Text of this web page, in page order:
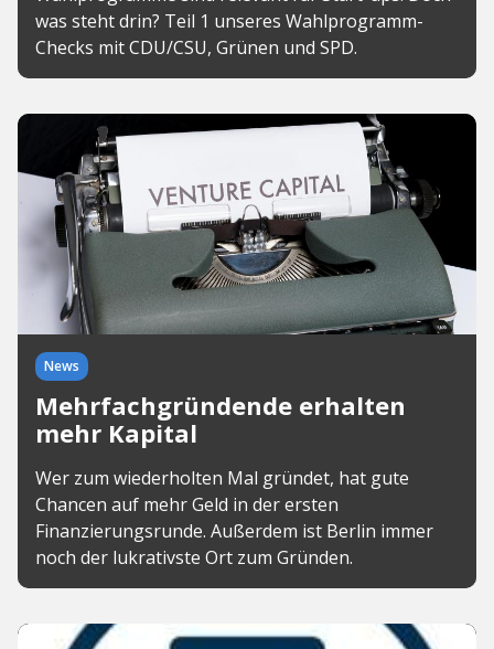
was steht drin? Teil 1 unseres Wahlprogramm-
Checks mit CDU/CSU, Grünen und SPD.
News
Mehrfachgründende erhalten
mehr Kapital
Wer zum wiederholten Mal gründet, hat gute
Chancen auf mehr Geld in der ersten
Finanzierungsrunde. Außerdem ist Berlin immer
noch der lukrativste Ort zum Gründen.